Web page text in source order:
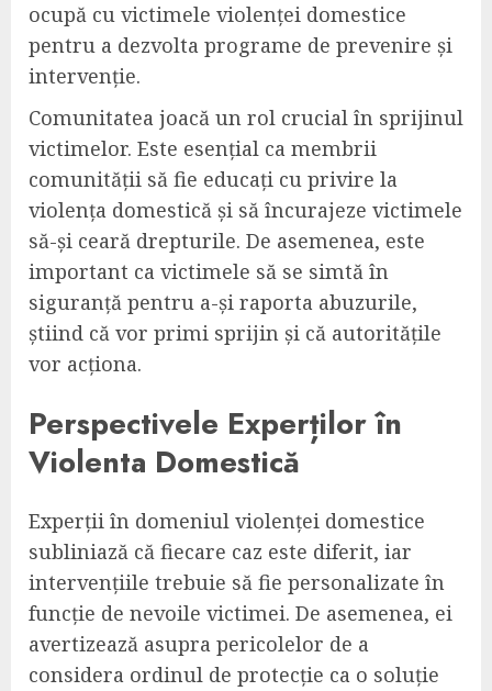
ocupă cu victimele violenței domestice
pentru a dezvolta programe de prevenire și
intervenție.
Comunitatea joacă un rol crucial în sprijinul
victimelor. Este esențial ca membrii
comunității să fie educați cu privire la
violența domestică și să încurajeze victimele
să-și ceară drepturile. De asemenea, este
important ca victimele să se simtă în
siguranță pentru a-și raporta abuzurile,
știind că vor primi sprijin și că autoritățile
vor acționa.
Perspectivele Experților în
Violenta Domestică
Experții în domeniul violenței domestice
subliniază că fiecare caz este diferit, iar
intervențiile trebuie să fie personalizate în
funcție de nevoile victimei. De asemenea, ei
avertizează asupra pericolelor de a
considera ordinul de protecție ca o soluție